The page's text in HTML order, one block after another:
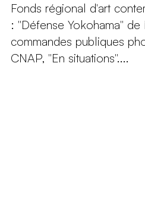
Fonds régional d'art
: "Défense Yokohama"
commandes publiques
CNAP, "En situations"....